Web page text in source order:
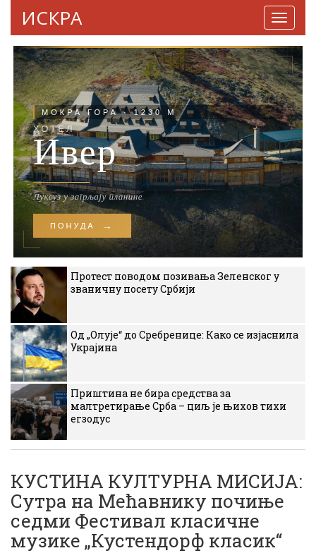
ИСКРА
Протест поводом позивања Зеленског у
званичну посету Србији
Од „Олује“ до Сребренице: Како се изјаснила
Украјина
Приштина не бира средства за
малтретирање Срба – циљ је њихов тихи
егзодус
КУСТИНА КУЛТУРНА МИСИЈА:
Сутра на Мећавнику почиње
седми Фестивал класичне
музике „Кустендорф класик“